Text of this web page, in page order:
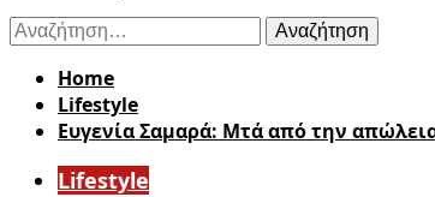
Αναζήτηση
για:
Home
Lifestyle
Ευγενία Σαμαρά: Μτά από την
Lifestyle